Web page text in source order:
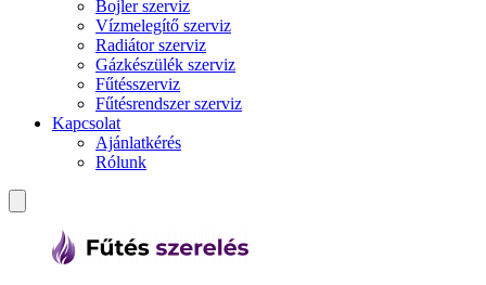
Bojler szerviz
Vízmelegítő szerviz
Radiátor szerviz
Gázkészülék szerviz
Fűtésszerviz
Fűtésrendszer szerviz
Kapcsolat
Ajánlatkérés
Rólunk